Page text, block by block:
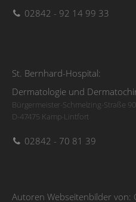
02842 - 92 14 99 33
St. Bernhard-Hospital:
Dermatologie und
Bürgermeister-Schmelzing-Straße 90
D-47475 Kamp-Lintfort
02842 - 70 81 39
Autoren Webseitenbilder von: